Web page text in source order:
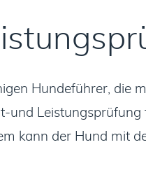
Hundeführer, die
und
kann der Hund mit